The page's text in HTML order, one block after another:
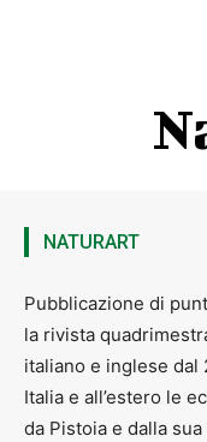
NATURART
Pubblicazione di
la rivista
italiano e inglese dal
Italia e all’estero le
da Pistoia e dalla